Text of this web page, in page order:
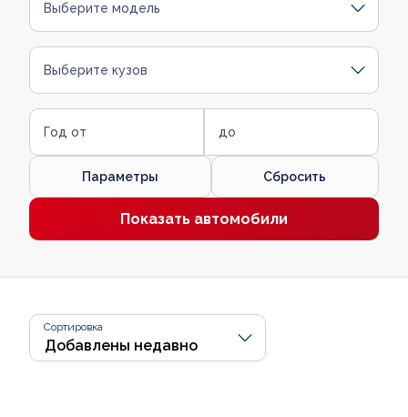
Выберите модель
Выберите кузов
Год от до
Параметры Сбросить
Показать автомобили
Сортировка